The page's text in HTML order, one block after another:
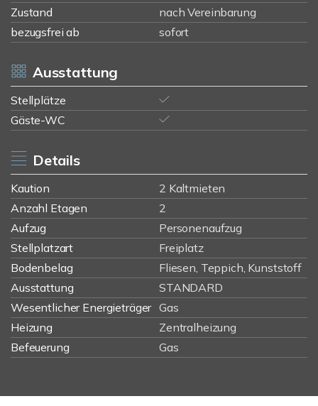
Zustand
nach Vereinbarung
bezugsfrei ab
sofort
Ausstattung
Stellplätze
Gäste-WC
Details
Kaution
2 Kaltmieten
Anzahl Etagen
2
Aufzug
Personenaufzug
Stellplatzart
Freiplatz
Bodenbelag
Fliesen, Teppich, Kunststoff
Ausstattung
STANDARD
Wesentlicher Energieträger Gas
Heizung
Zentralheizung
Befeuerung
Gas